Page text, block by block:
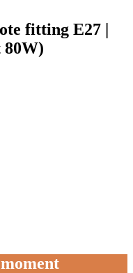
fitting E27 |
80W)